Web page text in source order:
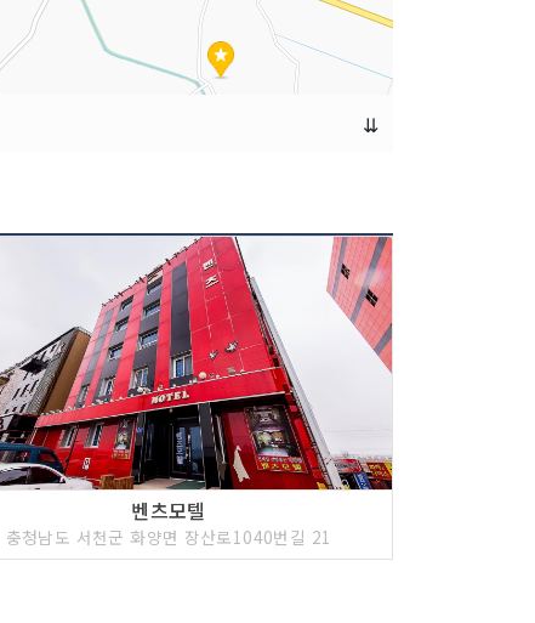
⇊
벤츠모텔
충청남도 서천군 화양면 장산로1040번길 21